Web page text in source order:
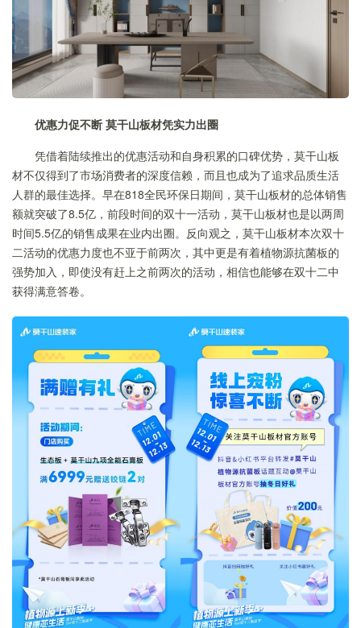
优惠力促不断 莫干山板材凭实力出圈
凭借着陆续推出的优惠活动和自身积累的口碑优势，莫干山板
材不仅得到了市场消费者的深度信赖，而且也成为了追求品质生活
人群的最佳选择。早在818全民环保日期间，莫干山板材的总体销售
额就突破了8.5亿，前段时间的双十一活动，莫干山板材也是以两周
时间5.5亿的销售成果在业内出圈。反向观之，莫干山板材本次双十
二活动的优惠力度也不亚于前两次，其中更是有着植物源抗菌板的
强势加入，即使没有赶上之前两次的活动，相信也能够在双十二中
获得满意答卷。